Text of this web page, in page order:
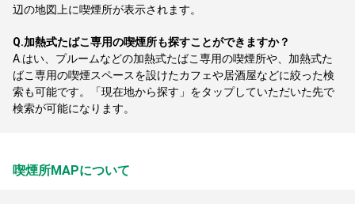
辺の地図上に喫煙所が表示されます。
Q.加熱式たばこ専用の喫煙所も探すことができますか？
A. はい、プルームなどの加熱式たばこ専用の喫煙所や、加熱式た
ばこ専用の喫煙スペースを設けたカフェや居酒屋などに絞った検
索も可能です。「現在地から探す」をタップしていただいた先で
検索が可能になります。
喫煙所MAPについて